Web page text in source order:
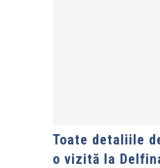
Toate detaliile
o vizită la